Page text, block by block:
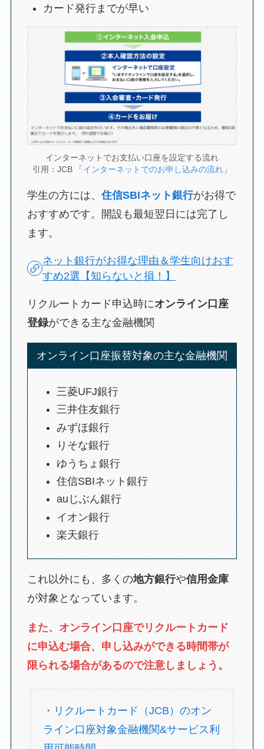
カード発行までが早い
インターネットでお支払い口座を設定する流れ
引用：JCB 「インターネットでのお申し込みの流れ 」
学生の方には、住信SBIネット銀行がお得で
おすすめです。開設も最短翌日には完了し
ます。
ネット銀行がお得な理由＆学生向けおす
すめ2選【知らないと損！】
リクルートカード申込時にオンライン口座
登録ができる主な金融機関
オンライン口座振替対象の主な金融機関
三菱UFJ銀行
三井住友銀行
みずほ銀行
りそな銀行
ゆうちょ銀行
住信SBIネット銀行
auじぶん銀行
イオン銀行
楽天銀行
これ以外にも、多くの地方銀行や信用金庫
が対象となっています。
また、オンライン口座でリクルートカード
に申込む場合、申し込みができる時間帯が
限られる場合があるので注意しましょう。
・ リクルートカード（JCB）のオン
ライン口座対象金融機関&サービス利